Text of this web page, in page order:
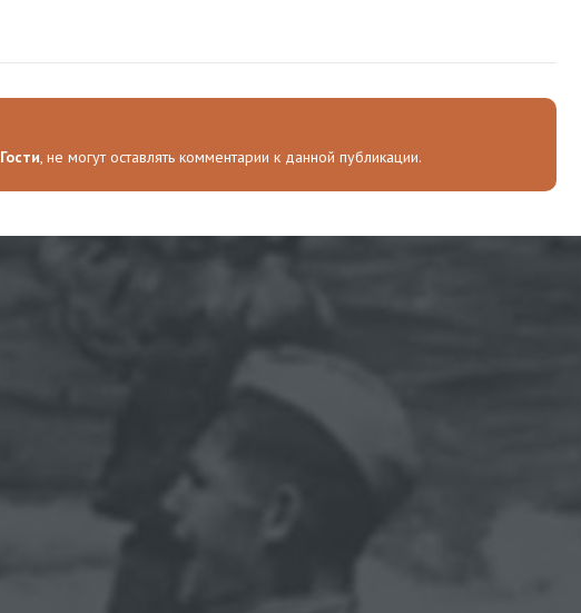
Гости, не могут оставлять комментарии к данной публикации.